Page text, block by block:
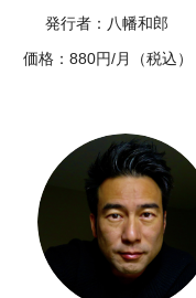
発行者：八幡和郎
価格：880円/月（税込）